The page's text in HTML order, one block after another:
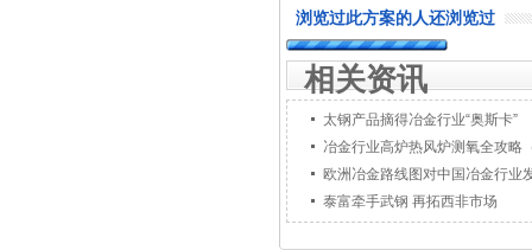
浏览过此方案的人还浏览过
相关资讯
太钢产品摘得冶金行业“奥斯卡”
冶金行业高炉热风炉测氧全攻略
欧洲冶金路线图对中国冶金行业
泰富牵手武钢 再拓西非市场